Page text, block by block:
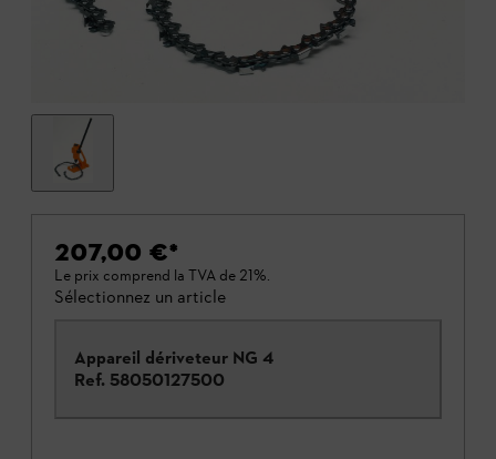
207,00 €*
Le prix comprend la TVA de 21%.
Sélectionnez un article
Appareil dériveteur NG 4
Ref. 58050127500